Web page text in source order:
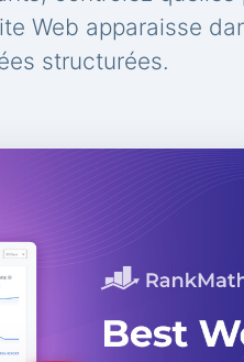
Web apparaisse
structurées.